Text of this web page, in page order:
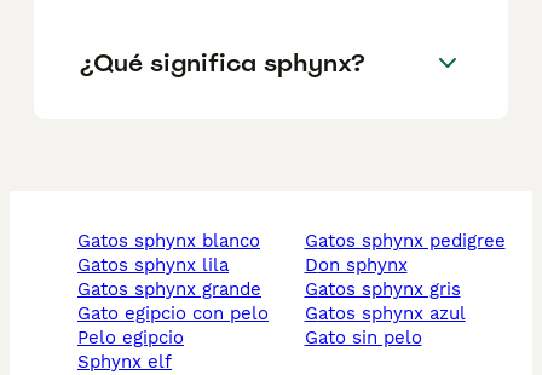
¿Qué significa sphynx?
gatos sphynx blanco
gatos sphynx lila
gatos sphynx grande
gato egipcio con pelo
pelo egipcio
sphynx elf
gatos sphynx pedigree
don sphynx
gatos sphynx gris
gatos sphynx azul
gato sin pelo